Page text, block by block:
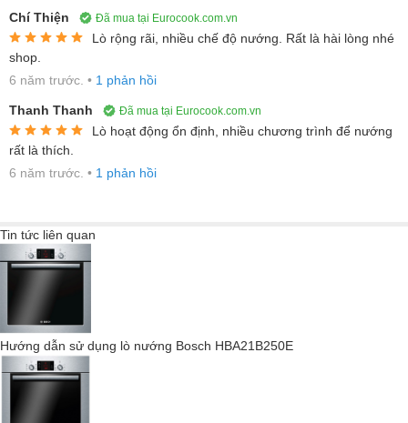
Với công nghệ khí nóng 3D trên lò nướng Bosch, khí nóng sẽ
được phân bố đều trên tất cả các tầng của lò nướng, giúp các
khay nướng có kế quả giống nhau. Việc này có được do quạt
trong lò nướng Bosch HBA5570S0B quay đảo chiều gió trong lò.
Chí Thiện Đã mua tại Eurocook.com.vn
Lò rộng rãi, nhiều chế độ nướng. Rất là hài lòng nhé
shop.
6 năm trước. • 1 phản hồi
Thanh Thanh Đã mua tại Eurocook.com.vn
Lò hoạt động ổn định, nhiều chương trình để nướng
rất là thích.
6 năm trước. • 1 phản hồi
Tin tức liên quan
Hướng dẫn sử dụng lò nướng Bosch HBA21B250E